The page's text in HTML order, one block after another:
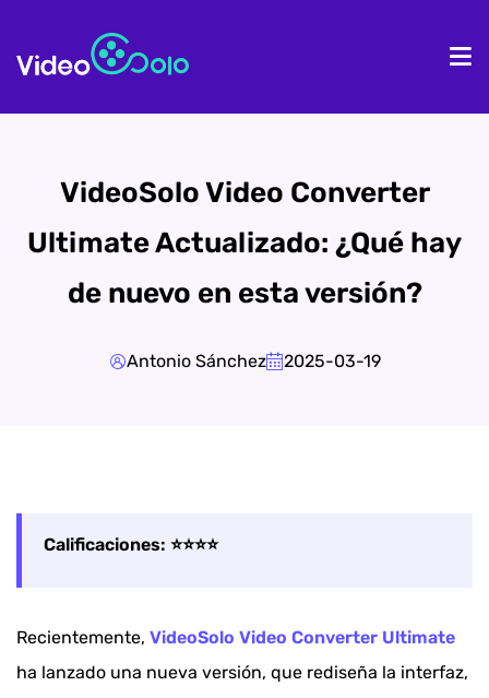
VideoSolo Video Converter
Ultimate Actualizado: ¿Qué hay
de nuevo en esta versión?
Antonio Sánchez 2025-03-19
Calificaciones: ⭐⭐⭐⭐
Recientemente, VideoSolo Video Converter Ultimate
ha lanzado una nueva versión, que rediseña la interfaz,